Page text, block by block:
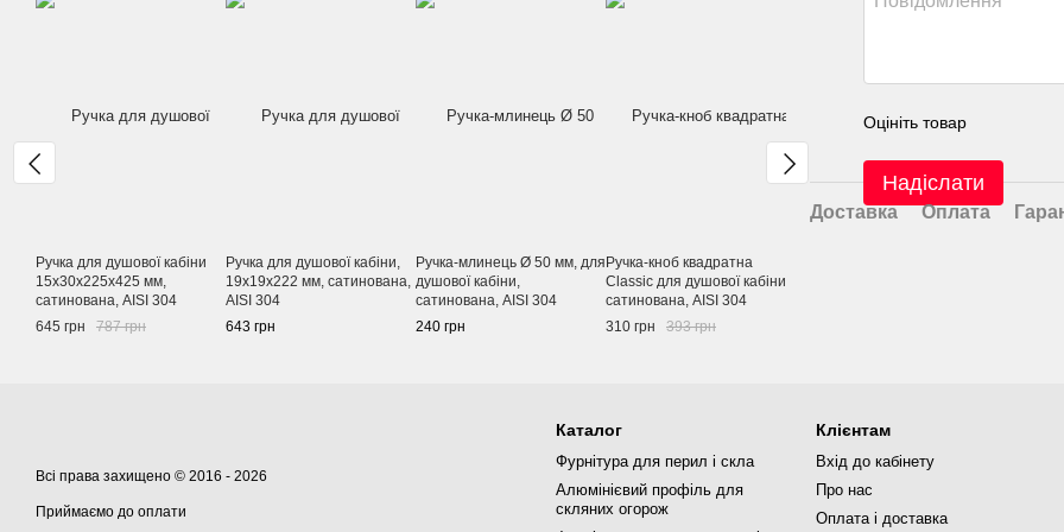
Ручка для душової кабіни
15х30х225х425 мм,
сатинована, AISI 304
645 грн
787 грн
Ручка для душової кабіни,
19х19х222 мм, сатинована,
AISI 304
643 грн
Ручка-млинець Ø 50 мм, для
душової кабіни,
сатинована, AISI 304
240 грн
Ручка-кноб квадратна
Classic для душової кабіни,
сатинована, AISI 304
310 грн
393 грн
Оцініть товар
Надіслати
Доставка Оплата
Всі права захищено © 2016 - 2026
Приймаємо до оплати
Каталог
Фурнітура для перил і скла
Алюмінієвий профіль для
скляних огорож
Клієнтам
Вхід до кабінету
Про нас
Оплата і доставка